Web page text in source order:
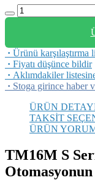
· Ürünü karşılaştırma
· Fiyatı düşünce bildir
· Aklımdakiler
· Stoga girince haber
ÜRÜN
TAKSİT
ÜRÜN
TM16M S